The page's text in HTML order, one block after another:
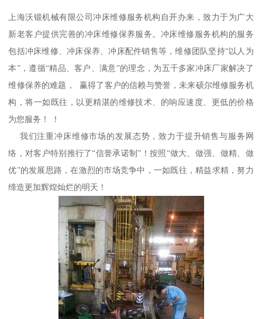
上海沃锻机械有限公司冲床维修服务机构自开办来，致力于为广大
新老客户提供完善的冲床维修保养服务。冲床维修服务机构的服务
包括冲床维修、冲床保养、冲床配件销售等，维修团队坚持“以人为
本”，遵循“精品、客户、满意”的理念，为五千多家冲床厂家解决了
维修保养的难题， 赢得了客户的信赖与赞誉，未来硕尔维修服务机
构，将一如既往，以更精湛的维修技术、的响应速度、更低的价格
为您服务！ ！
我们注重冲床维修市场的发展态势，致力于提升销售与服务网
络，对客户特别推行了“信誉承诺制”！按照“做大、做强、做精、做
优”的发展思路，在激烈的市场竞争中，一如既往，精益求精，努力
缔造更加辉煌灿烂的明天！